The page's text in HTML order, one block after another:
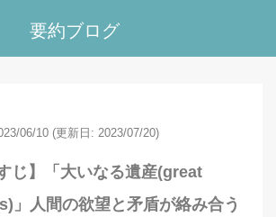
要約ブログ
06/10 (更新日: 2023/07/20)
じ】「大いなる遺産(great
」人間の欲望と矛盾が絡み合う